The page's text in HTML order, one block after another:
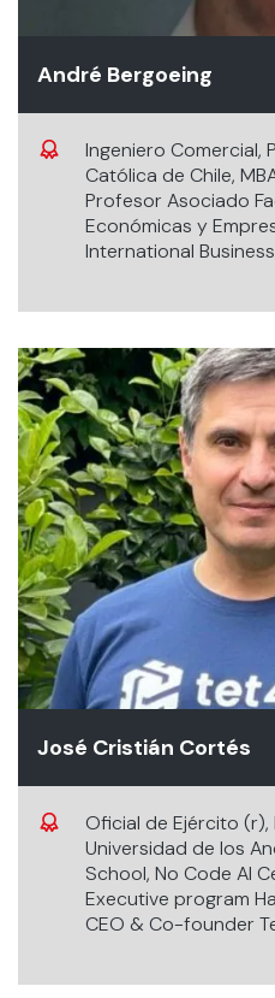
André Bergoeing
Ingeniero Comercial,
Católica de Chile,
Profesor Asociado
Económicas y
International
José Cristián Cortés
Oficial de Ejército (r),
Universidad de los
School, No Code AI
Executive program
CEO & Co-founder